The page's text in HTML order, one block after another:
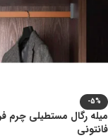
-5%
میله رگال مستطیلی چرم
فانتونی